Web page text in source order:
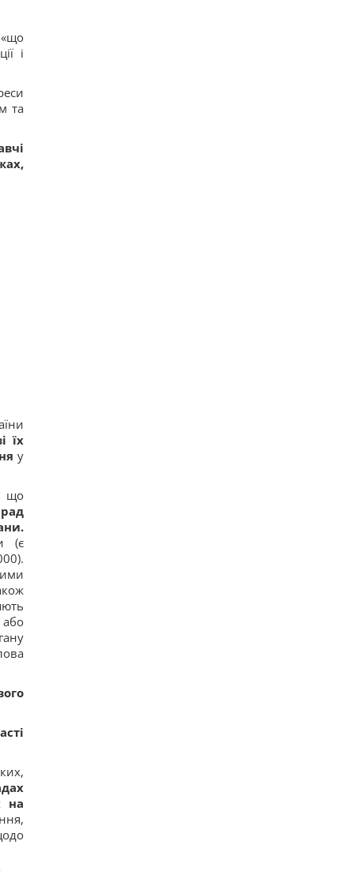
і
та
їх
у
що
(є
або
на